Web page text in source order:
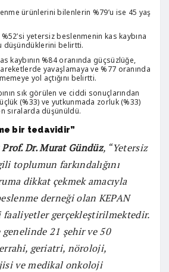
ürünlerini bilenlerin %79’u ise 45 yaş
%52’si yetersiz beslenmenin kas kaybına
düşündüklerini belirtti.
kaybının %84 oranında güçsüzlüğe,
yavaşlamaya ve %77 oranında
yol açtığını belirtti.
sık görülen ve ciddi sonuçlarından
(%33) ve yutkunmada zorluk (%33)
sıralarda düşünüldü.
bir tedavidir”
Prof. Dr. Murat Gündüz, “Yetersiz
toplumun farkındalığını
dikkat çekmek amacıyla
derneği olan KEPAN
faaliyetler gerçekleştirilmektedir.
genelinde 21 şehir ve 50
geriatri, nöroloji,
ve medikal onkoloji